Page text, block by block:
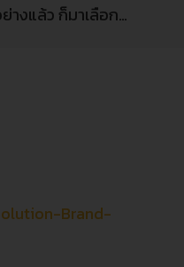
างแล้ว ก็มาเลือก…